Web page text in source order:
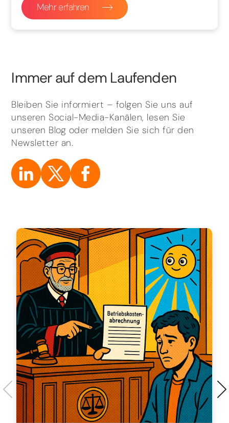
Mehr erfahren
Immer auf dem Laufenden
Bleiben Sie informiert – folgen Sie uns auf
unseren Social-Media-Kanälen, lesen Sie
unseren Blog oder melden Sie sich für den
Newsletter an.